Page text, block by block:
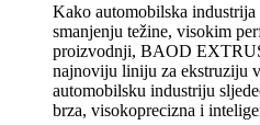
Kako automobilska industrija
smanjenju težine, visokim
proizvodnji, BAOD
najnoviju liniju za ekstruziju
automobilsku industriju
brza, visokoprecizna i